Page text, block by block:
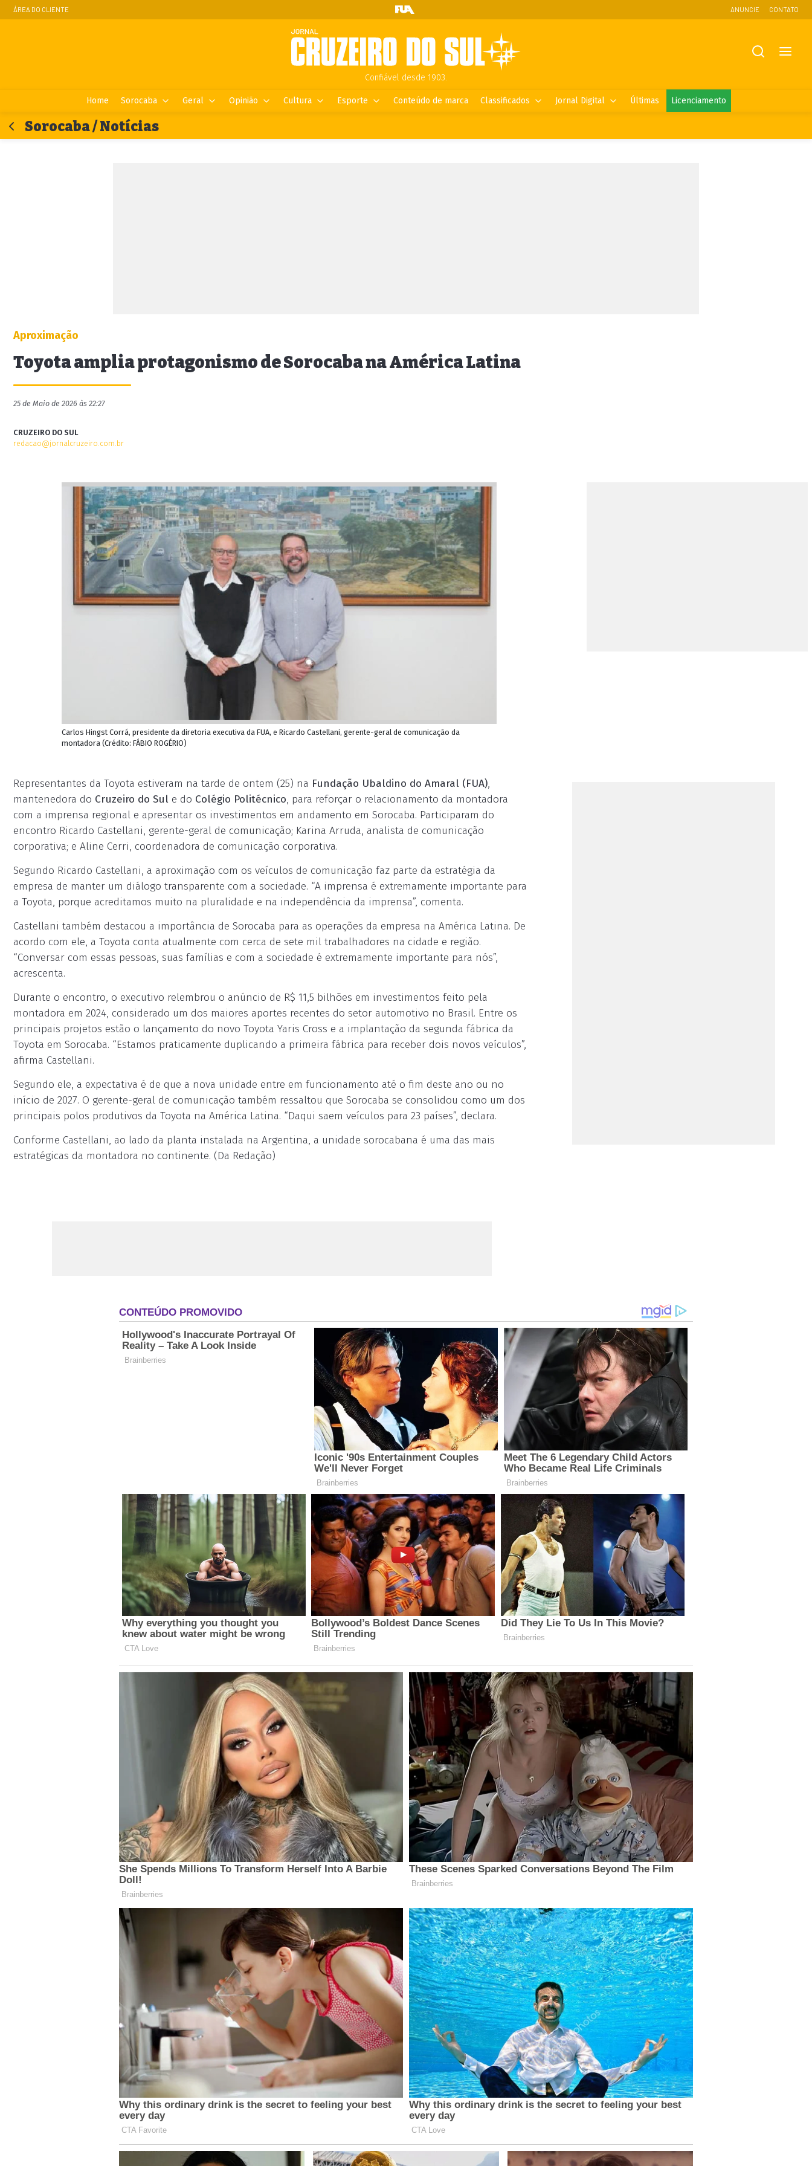
ÁREA DO CLIENTE ANUNCIE CONTATO
Confiável desde 1903.
Home Sorocaba Geral Opinião Cultura Esporte Conteúdo de marca Classificados Jornal Digital Últimas Licenciamento
Sorocaba / Notícias
Aproximação
Toyota amplia protagonismo de Sorocaba na América Latina
25 de Maio de 2026 às 22:27
CRUZEIRO DO SUL
redacao@jornalcruzeiro.com.br
Carlos Hingst Corrá, presidente da diretoria executiva da FUA, e Ricardo Castellani, gerente-geral de comunicação da
montadora (Crédito: FÁBIO ROGÉRIO)
Representantes da Toyota estiveram na tarde de ontem (25) na Fundação Ubaldino do Amaral (FUA),
mantenedora do Cruzeiro do Sul e do Colégio Politécnico, para reforçar o relacionamento da montadora
com a imprensa regional e apresentar os investimentos em andamento em Sorocaba. Participaram do
encontro Ricardo Castellani, gerente-geral de comunicação; Karina Arruda, analista de comunicação
corporativa; e Aline Cerri, coordenadora de comunicação corporativa.
Segundo Ricardo Castellani, a aproximação com os veículos de comunicação faz parte da estratégia da
empresa de manter um diálogo transparente com a sociedade. “A imprensa é extremamente importante para
a Toyota, porque acreditamos muito na pluralidade e na independência da imprensa”, comenta.
Castellani também destacou a importância de Sorocaba para as operações da empresa na América Latina. De
acordo com ele, a Toyota conta atualmente com cerca de sete mil trabalhadores na cidade e região.
“Conversar com essas pessoas, suas famílias e com a sociedade é extremamente importante para nós”,
acrescenta.
Durante o encontro, o executivo relembrou o anúncio de R$ 11,5 bilhões em investimentos feito pela
montadora em 2024, considerado um dos maiores aportes recentes do setor automotivo no Brasil. Entre os
principais projetos estão o lançamento do novo Toyota Yaris Cross e a implantação da segunda fábrica da
Toyota em Sorocaba. “Estamos praticamente duplicando a primeira fábrica para receber dois novos veículos”,
afirma Castellani.
Segundo ele, a expectativa é de que a nova unidade entre em funcionamento até o fim deste ano ou no
início de 2027. O gerente-geral de comunicação também ressaltou que Sorocaba se consolidou como um dos
principais polos produtivos da Toyota na América Latina. “Daqui saem veículos para 23 países”, declara.
Conforme Castellani, ao lado da planta instalada na Argentina, a unidade sorocabana é uma das mais
estratégicas da montadora no continente. (Da Redação)